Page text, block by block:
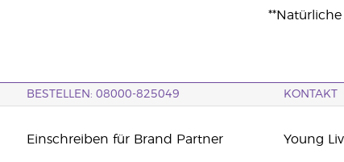
BESTELLEN: 08000-825049 KONTAKT
Einschreiben für Brand Partner Young